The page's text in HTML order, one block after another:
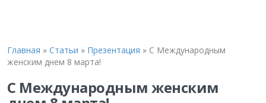
Главная » Статьи » Презентация » С Международным
женским днем 8 марта!
С Международным женским